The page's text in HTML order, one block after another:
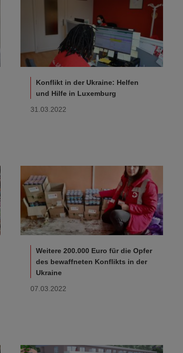
Konflikt in der Ukraine: Helfen
und Hilfe in Luxemburg
31.03.2022
Weitere 200.000 Euro für die Opfer
des bewaffneten Konflikts in der
Ukraine
07.03.2022